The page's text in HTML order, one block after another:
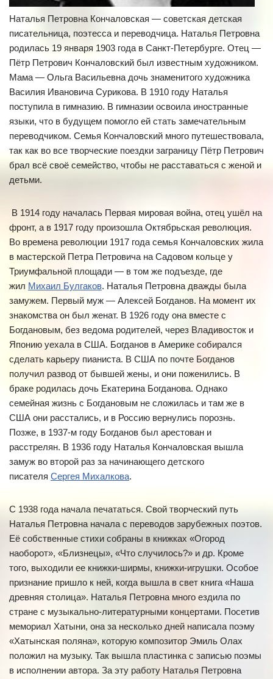
Наталья Петровна Кончаловская — советская детская
писательница, поэтесса и переводчица. Наталья Петровна
родилась 19 января 1903 года в Санкт-Петербурге. Отец —
Пётр Петрович Кончаловский был известным художником.
Мама — Ольга Васильевна дочь знаменитого художника
Василия Ивановича Сурикова. В 1910 году Наталья
поступила в гимназию. В гимназии освоила иностранные
языки, что в будущем помогло ей стать замечательным
переводчиком. Семья Кончаловский много путешествовала,
так как во все творческие поездки заграницу Пётр Петрович
брал всё своё семейство, чтобы не расставаться с женой и
детьми.
В 1914 году началась Первая мировая война, отец ушёл на
фронт, а в 1917 году произошла Октябрьская революция.
Во времена революции 1917 года семья Кончаловских жила
в мастерской Петра Петровича на Садовом кольце у
Триумфальной площади — в том же подъезде, где
жил Михаил Булгаков. Наталья Петровна дважды была
замужем. Первый муж — Алексей Богданов. На момент их
знакомства он был женат. В 1926 году она вместе с
Богдановым, без ведома родителей, через Владивосток и
Японию уехала в США. Богданов в Америке собирался
сделать карьеру пианиста. В США по почте Богданов
получил развод от бывшей жены, и они поженились. В
браке родилась дочь Екатерина Богданова. Однако
семейная жизнь с Богдановым не сложилась и там же в
США они расстались, и в Россию вернулись порознь.
Позже, в 1937-м году Богданов был арестован и
расстрелян. В 1936 году Наталья Кончаловская вышла
замуж во второй раз за начинающего детского
писателя Сергея Михалкова.
С 1938 года начала печататься. Свой творческий путь
Наталья Петровна начала с переводов зарубежных поэтов.
Её собственные стихи собраны в книжках «Огород
наоборот», «Близнецы», «Что случилось?» и др. Кроме
того, выходили ее книжки-ширмы, книжки-игрушки. Особое
признание пришло к ней, когда вышла в свет книга «Наша
древняя столица». Наталья Петровна много ездила по
стране с музыкально-литературными концертами. Посетив
мемориал Хатыни, она за несколько дней написала поэму
«Хатынская поляна», которую композитор Эмиль Олах
положил на музыку. Так вышла пластинка с записью поэмы
в исполнении автора. За эту работу Наталья Петровна